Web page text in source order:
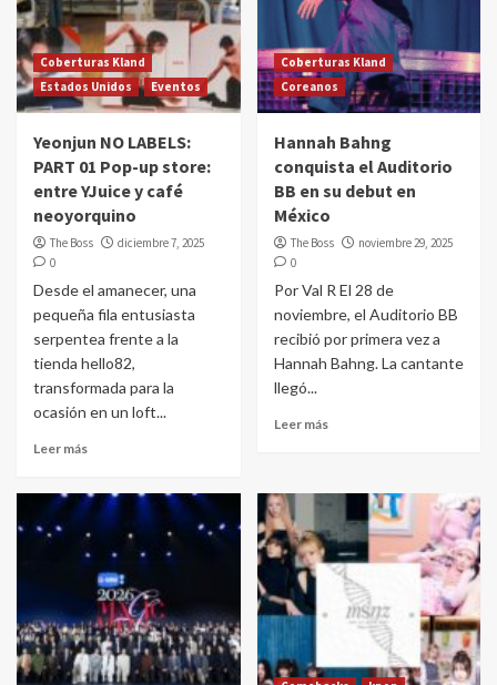
Coberturas Kland
Estados Unidos
Eventos
Yeonjun NO LABELS:
PART 01 Pop-up store:
entre YJuice y café
neoyorquino
The Boss
diciembre 7, 2025
0
Desde el amanecer, una
pequeña fila entusiasta
serpentea frente a la
tienda hello82,
transformada para la
ocasión en un loft...
Leer más
Coberturas Kland
Coreanos
Hannah Bahng
conquista el Auditorio
BB en su debut en
México
The Boss
noviembre 29, 2025
0
Por Val R El 28 de
noviembre, el Auditorio BB
recibió por primera vez a
Hannah Bahng. La cantante
llegó...
Leer más